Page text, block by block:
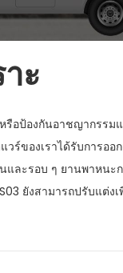
ะ
อป้องกันอาชญากรรม
ของเราได้รับการออ
ละรอบ ๆ ยานพาหนะ
ยังสามารถปรับแต่งเ